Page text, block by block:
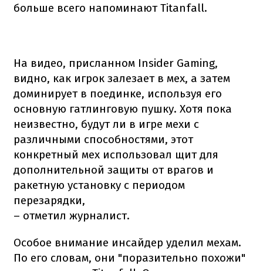
больше всего напоминают Titanfall.
На видео, присланном Insider Gaming,
видно, как игрок залезает в мех, а затем
доминирует в поединке, используя его
основную гатлинговую пушку. Хотя пока
неизвестно, будут ли в игре мехи с
различными способностями, этот
конкретный мех использовал щит для
дополнительной защиты от врагов и
ракетную установку с периодом
перезарядки,
– отметил журналист.
Особое внимание инсайдер уделил мехам.
По его словам, они "поразительно похожи"